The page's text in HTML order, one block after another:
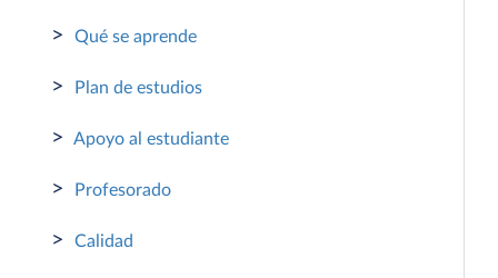
> Qué se aprende
> Plan de estudios
> Apoyo al estudiante
> Profesorado
> Calidad